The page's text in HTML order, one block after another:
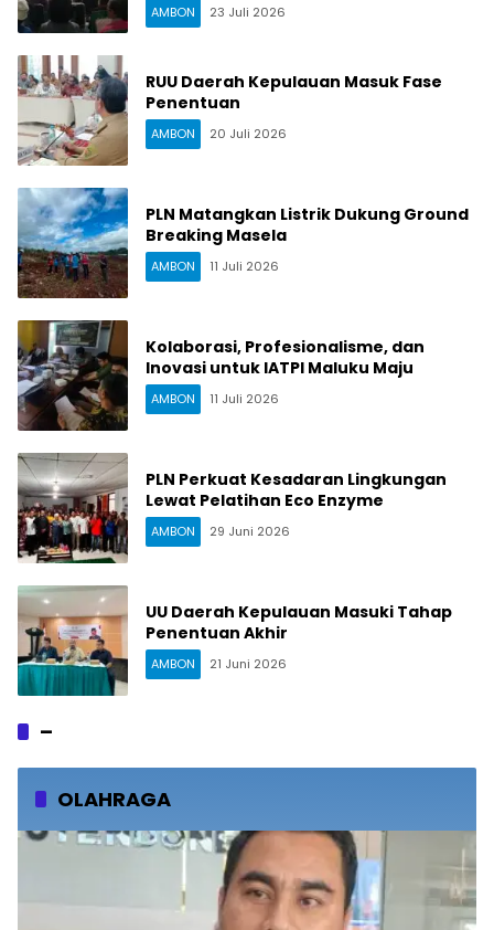
AMBON 23 Juli 2026
RUU Daerah Kepulauan Masuk Fase
Penentuan
AMBON 20 Juli 2026
PLN Matangkan Listrik Dukung Ground
Breaking Masela
AMBON 11 Juli 2026
Kolaborasi, Profesionalisme, dan
Inovasi untuk IATPI Maluku Maju
AMBON 11 Juli 2026
PLN Perkuat Kesadaran Lingkungan
Lewat Pelatihan Eco Enzyme
AMBON 29 Juni 2026
UU Daerah Kepulauan Masuki Tahap
Penentuan Akhir
AMBON 21 Juni 2026
–
OLAHRAGA